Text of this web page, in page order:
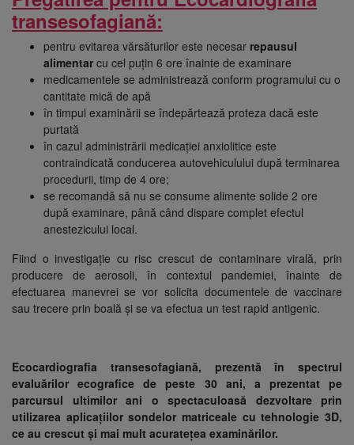
transesofagiană:
pentru evitarea vărsăturilor este necesar repausul
alimentar cu cel puțin 6 ore înainte de examinare
medicamentele se administrează conform programului cu o
cantitate mică de apă
în timpul examinării se îndepărtează proteza dacă este
purtată
în cazul administrării medicației anxiolitice este
contraindicată conducerea autovehiculului după terminarea
procedurii, timp de 4 ore;
se recomandă să nu se consume alimente solide 2 ore
după examinare, până când dispare complet efectul
anestezicului local.
Fiind o investigație cu risc crescut de contaminare virală, prin
producere de aerosoli, în contextul pandemiei, înainte de
efectuarea manevrei se vor solicita documentele de vaccinare
sau trecere prin boală și se va efectua un test rapid antigenic.
Ecocardiografia transesofagiană, prezentă în spectrul
evaluărilor ecografice de peste 30 ani, a prezentat pe
parcursul ultimilor ani o spectaculoasă dezvoltare prin
utilizarea aplicațiilor sondelor matriceale cu tehnologie 3D,
ce au crescut și mai mult acuratețea examinărilor.